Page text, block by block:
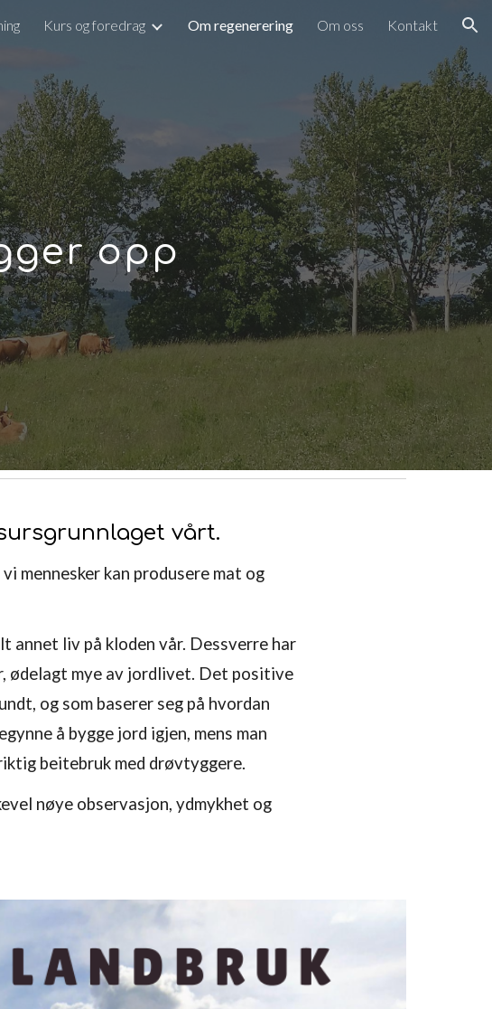
to navigation
Kurs og foredrag Om regenerering Om oss Kontakt
opp
vårt.
mennesker kan produsere mat og
annet liv på kloden vår. Dessverre har
ødelagt mye av jordlivet. Det positive
og som baserer seg på hvordan
å bygge jord igjen, mens man
beitebruk med drøvtyggere.
nøye observasjon, ydmykhet og